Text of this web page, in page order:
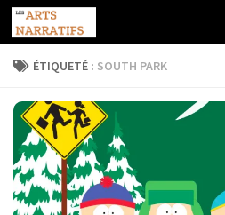
Skip to content
ÉTIQUETÉ : SOUTH PARK